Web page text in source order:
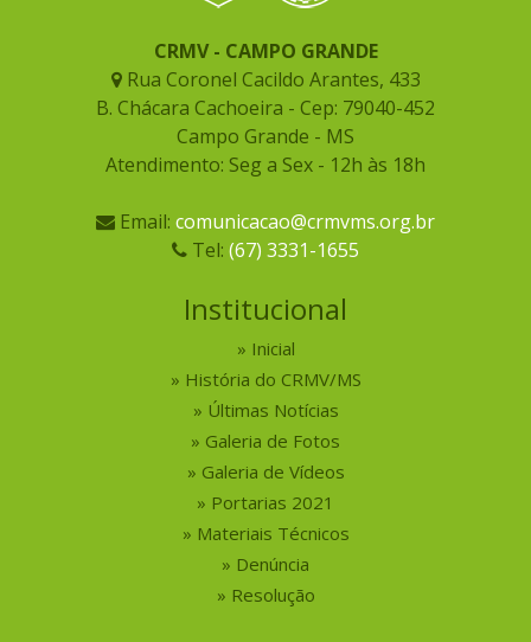
CRMV - CAMPO GRANDE
Rua Coronel Cacildo Arantes, 433
B. Chácara Cachoeira - Cep: 79040-452
Campo Grande - MS
Atendimento: Seg a Sex - 12h às 18h
Email: comunicacao@crmvms.org.br
Tel: (67) 3331-1655
Institucional
Inicial
História do CRMV/MS
Últimas Notícias
Galeria de Fotos
Galeria de Vídeos
Portarias 2021
Materiais Técnicos
Denúncia
Resolução